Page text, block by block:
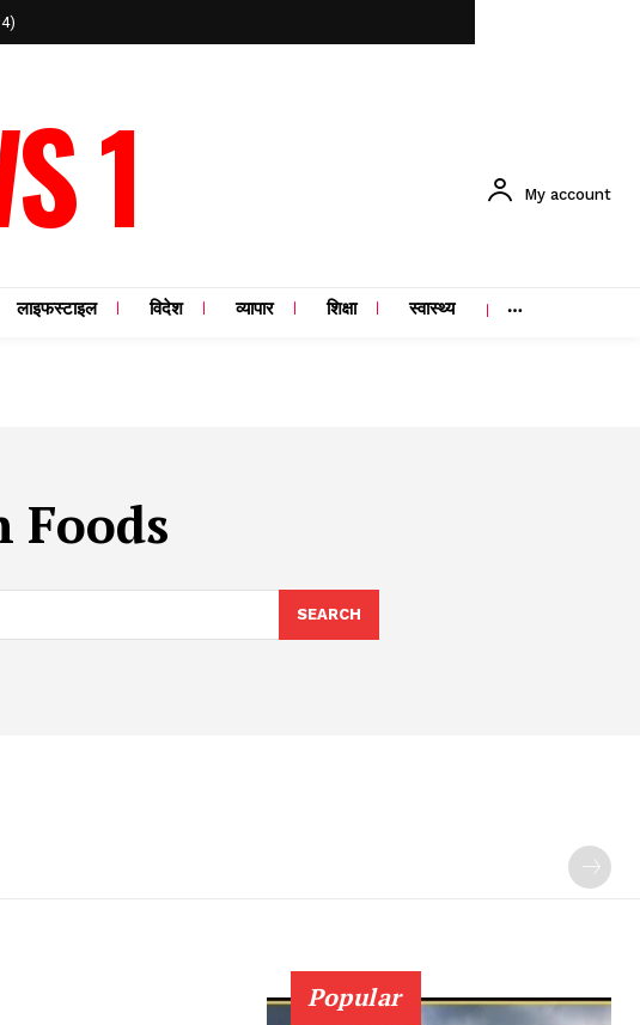
1 My account
लाइफस्टाइल विदेश व्यापार शिक्षा स्वास्थ्य
Foods
SEARCH
Popular